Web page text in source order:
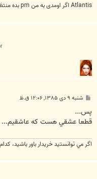
Atlantis اگر اومدی به من pm بده منتظرتم
پ
ت
شنبه ۹ دی ۱۳۸۵, ۱۲:۰۶ ق.ظ
پس...
قطعا عشقي هست كه عاشقيم...
اگر مي توانستيد خريدار باور باشيد،